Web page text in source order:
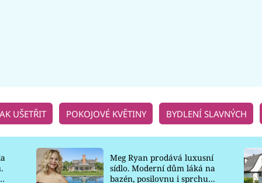
UŠETŘIT POKOJOVÉ KVĚTINY BYDLENÍ SLAVNÝCH
Meg Ryan prodává luxusní
sídlo. Moderní dům láká na
bazén, posilovnu i sprchu